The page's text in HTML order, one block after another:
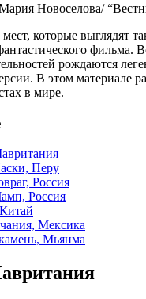
Новоселова/
которые выглядят
фильма.
рождаются
В этом материале
в мире.
Перу
Россия
Россия
Мексика
Мьянма